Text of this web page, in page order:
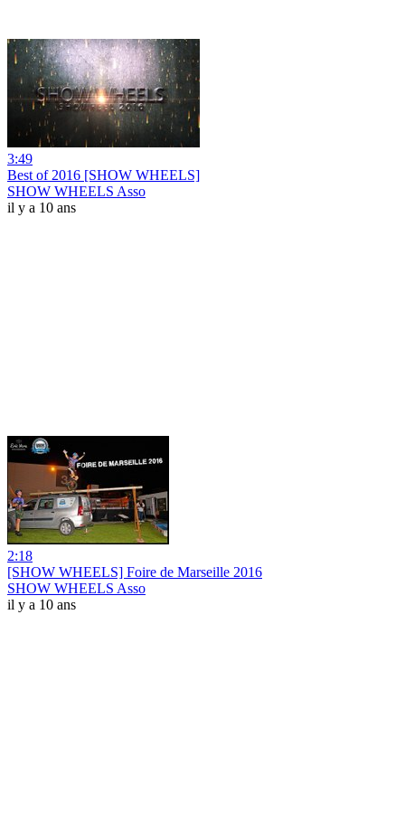
3:49
Best of 2016 [SHOW WHEELS]
SHOW WHEELS Asso
il y a 10 ans
2:18
[SHOW WHEELS] Foire de Marseille 2016
SHOW WHEELS Asso
il y a 10 ans